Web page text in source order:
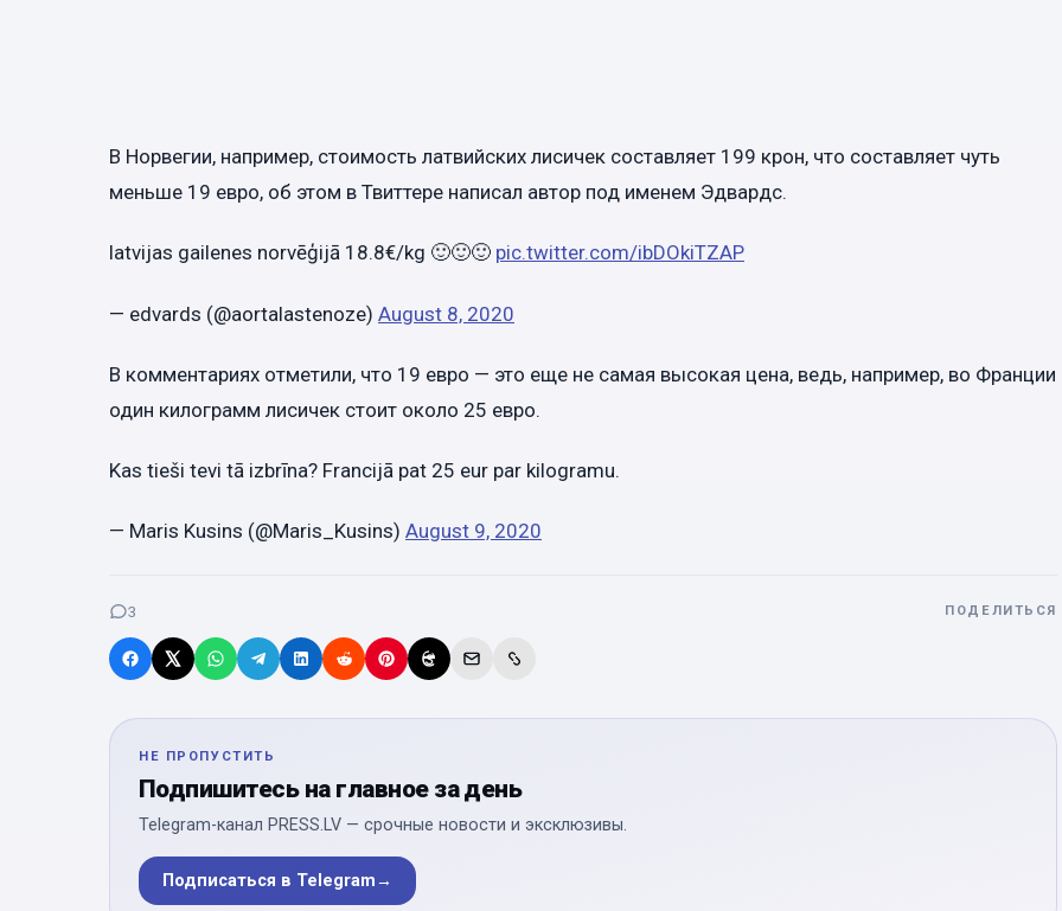
В Норвегии, например, стоимость латвийских лисичек составляет 199 крон, что составляет чуть
меньше 19 евро, об этом в Твиттере написал автор под именем Эдвардс.
latvijas gailenes norvēģijā 18.8€/kg 🙂🙂🙂 pic.twitter.com/ibDOkiTZAP
— edvards (@aortalastenoze) August 8, 2020
В комментариях отметили, что 19 евро — это еще не самая высокая цена, ведь, например, во Франции
один килограмм лисичек стоит около 25 евро.
Kas tieši tevi tā izbrīna? Francijā pat 25 eur par kilogramu.
— Maris Kusins (@Maris_Kusins) August 9, 2020
3 ПОДЕЛИТЬСЯ
НЕ ПРОПУСТИТЬ
Подпишитесь на главное за день
Telegram-канал PRESS.LV — срочные новости и эксклюзивы.
Подписаться в Telegram→